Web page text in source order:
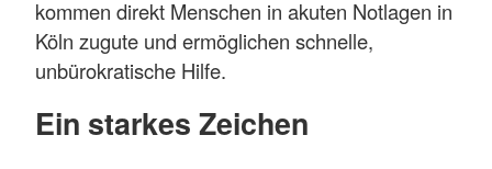
kommen direkt Menschen in akuten Notlagen in
Köln zugute und ermöglichen schnelle,
unbürokratische Hilfe.
Ein starkes Zeichen